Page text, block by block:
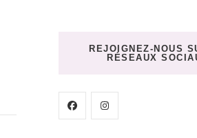
REJOIGNEZ-NOUS
RÉSEAUX